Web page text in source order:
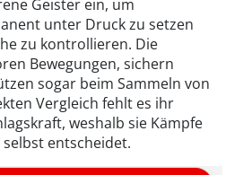
Geister ein, um
unter Druck zu setzen
zu kontrollieren. Die
Bewegungen, sichern
sogar beim Sammeln von
Vergleich fehlt es ihr
weshalb sie Kämpfe
entscheidet.